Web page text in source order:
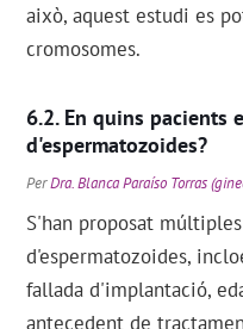
això, aquest estudi es
cromosomes.
En quins pacients
d'espermatozoides?
PerDra. Blanca Paraíso Torras
S'han proposat
d'espermatozoides,
fallada d'implantació,
antecedent de